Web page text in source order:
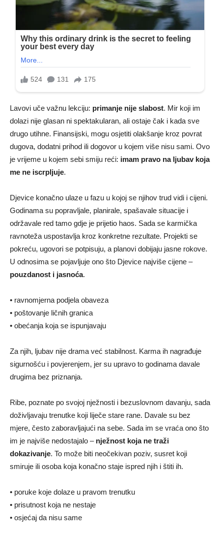
Lavovi uče važnu lekciju: primanje nije slabost. Mir koji im
dolazi nije glasan ni spektakularan, ali ostaje čak i kada sve
drugo utihne. Finansijski, mogu osjetiti olakšanje kroz povrat
dugova, dodatni prihod ili dogovor u kojem više nisu sami. Ovo
je vrijeme u kojem sebi smiju reći: imam pravo na ljubav koja
me ne iscrpljuje.
Djevice konačno ulaze u fazu u kojoj se njihov trud vidi i cijeni.
Godinama su popravljale, planirale, spašavale situacije i
održavale red tamo gdje je prijetio haos. Sada se karmička
ravnoteža uspostavlja kroz konkretne rezultate. Projekti se
pokreću, ugovori se potpisuju, a planovi dobijaju jasne rokove.
U odnosima se pojavljuje ono što Djevice najviše cijene –
pouzdanost i jasnoća.
• ravnomjerna podjela obaveza
• poštovanje ličnih granica
• obećanja koja se ispunjavaju
Za njih, ljubav nije drama već stabilnost. Karma ih nagrađuje
sigurnošću i povjerenjem, jer su upravo to godinama davale
drugima bez priznanja.
Ribe, poznate po svojoj nježnosti i bezuslovnom davanju, sada
doživljavaju trenutke koji liječe stare rane. Davale su bez
mjere, često zaboravljajući na sebe. Sada im se vraća ono što
im je najviše nedostajalo – nježnost koja ne traži
dokazivanje. To može biti neočekivan poziv, susret koji
smiruje ili osoba koja konačno staje ispred njih i štiti ih.
• poruke koje dolaze u pravom trenutku
• prisutnost koja ne nestaje
• osjećaj da nisu same